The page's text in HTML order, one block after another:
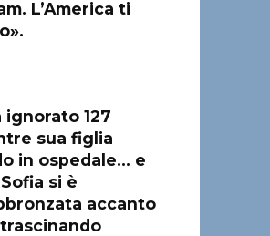
L’America ti
ignorato 127
sua figlia
in ospedale… e
si è
accanto